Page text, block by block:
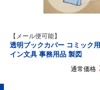
【メール便可能】
透明ブックカバー コミック
イン文具 事務用品 製図
通常価格